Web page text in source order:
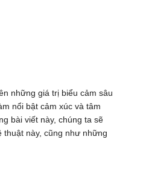
những giá trị biểu cảm sâu
nổi bật cảm xúc và tâm
bài viết này, chúng ta sẽ
thuật này, cũng như những